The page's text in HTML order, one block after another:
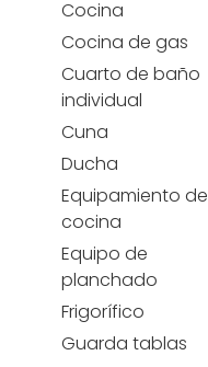
Cocina
Cocina de gas
Cuarto de baño
individual
Cuna
Ducha
Equipamiento de
cocina
Equipo de
planchado
Frigorífico
Guarda tablas